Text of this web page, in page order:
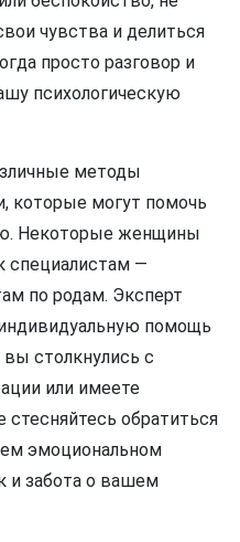
чувства и делиться
просто разговор и
психологическую
методы
которые могут помочь
Некоторые женщины
специалистам —
по родам. Эксперт
помощь
столкнулись с
или имеете
обратиться
эмоциональном
и забота о вашем